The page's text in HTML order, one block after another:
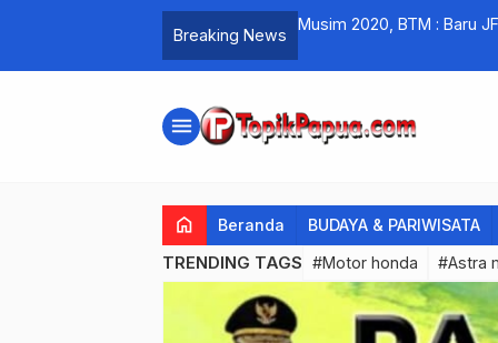
Breaking News
Musim 2020, BTM : Baru
menu
home Beranda BUDAYA & PARIWISATA
TRENDING TAGS #Motor honda #Astra